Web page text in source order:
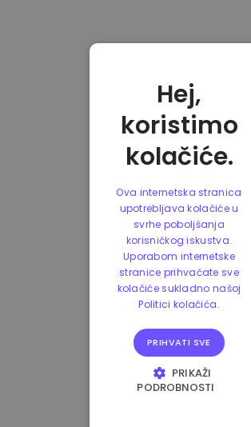
Hej,
koristimo
kolačiće.
Ova internetska stranica
upotrebljava kolačiće u
svrhe poboljšanja
korisničkog iskustva.
Uporabom internetske
stranice prihvaćate sve
kolačiće sukladno našoj
Politici kolačića.
PRIHVATI SVE
PRIKAŽI
PODROBNOSTI